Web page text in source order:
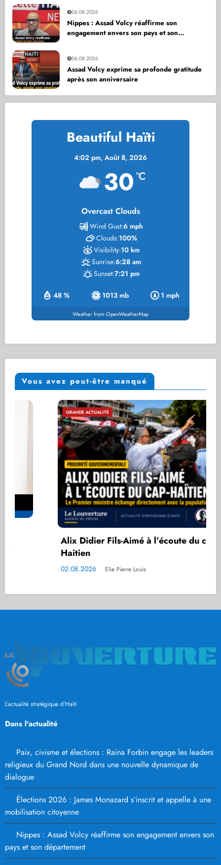
06.08.2026
Nippes : Assad Volcy réaffirme son
engagement envers son pays et son
06.08.2026
Assad Volcy exprime sa profonde gratitude
après son anniversaire
Beautiful Haïti
4:02 pm, Août 8, 2026
30 °C
Overcast Clouds
48 % 1013 mb 1 mph
Wind Gust:6 mph
Clouds:100%
Visibility:10 km
Sunrise:6:28 am
Sunset:7:21 pm
Weather from OpenWeatherMap
Vous avez peut-être manqué
GRANDE ACTUALITÉ
Alix Didier Fils-Aimé à l’écoute du cap-
Elie Pierre Louis
L’actualité stratégique d’Haïti
Dans l'actualité
Paix, civisme et élections : Raina Forbin engage les leaders
religieux du Grand Nord dans une nouvelle dynamique de
dialogue
Élections 2026 : James Monazard s’inscrit et appelle à une
mobilisation citoyenne
Nippes : Assad Volcy réaffirme son engagement envers son
pays et son département